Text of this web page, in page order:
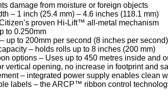
damage from moisture or foreign objects
– 1 inch (25.4 mm) – 4.6 inches (118.1 mm)
proven Hi-Lift™ all-metal mechanism
to 0.250mm
up to 200mm per second (8 inches per second)
– holds rolls up to 8 inches (200 mm)
options – Uses up to 450 metres inside and
vertical opening, no increase in footprint and
– integrated power supply enables clean
labels – the ARCP™ ribbon control